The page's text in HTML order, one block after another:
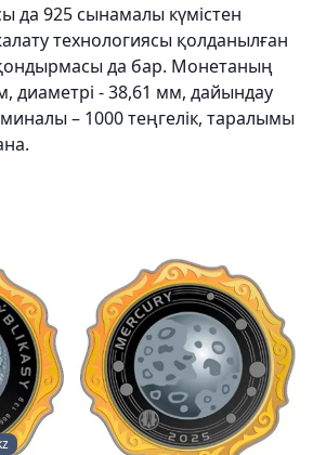
да 925 сынамалы күмістен
технологиясы қолданылған
да бар. Монетаның
диаметрі - 38,61 мм, дайындау
– 1000 теңгелік, таралымы